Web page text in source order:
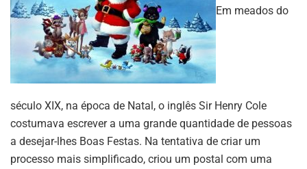
Em meados do
século XIX, na época de Natal, o inglês Sir Henry Cole
costumava escrever a uma grande quantidade de pessoas
a desejar-lhes Boas Festas. Na tentativa de criar um
processo mais simplificado, criou um postal com uma